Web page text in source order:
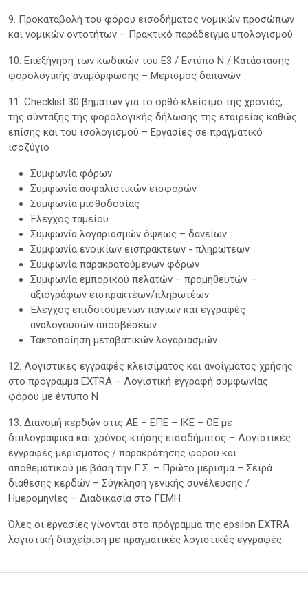
9. Προκαταβολή του φόρου εισοδήματος νομικών προσώπων
και νομικών οντοτήτων – Πρακτικό παράδειγμα υπολογισμού
10. Επεξήγηση των κωδικών του Ε3 / Εντύπο Ν / Κατάστασης
φορολογικής αναμόρφωσης – Μερισμός δαπανών
11. Checklist 30 βημάτων για το ορθό κλείσιμο της χρονιάς,
της σύνταξης της φορολογικής δήλωσης της εταιρείας καθώς
επίσης και του ισολογισμού – Εργασίες σε πραγματικό
ισοζύγιο
Συμφωνία φόρων
Συμφωνία ασφαλιστικών εισφορών
Συμφωνία μισθοδοσίας
Έλεγχος ταμείου
Συμφωνία λογαριασμών όψεως – δανείων
Συμφωνία ενοικίων εισπρακτέων - πληρωτέων
Συμφωνία παρακρατούμενων φόρων
Συμφωνία εμπορικού πελατών – προμηθευτών –
αξιογράφων εισπρακτέων/πληρωτέων
Έλεγχος επιδοτούμενων παγίων και εγγραφές
αναλογουσών αποσβέσεων
Τακτοποίηση μεταβατικών λογαριασμών
12. Λογιστικές εγγραφές κλεισίματος και ανοίγματος χρήσης
στο πρόγραμμα EXTRA – Λογιστική εγγραφή συμφωνίας
φόρου με έντυπο Ν
13. Διανομή κερδών στις ΑΕ – ΕΠΕ – ΙΚΕ – ΟΕ με
διπλογραφικά και χρόνος κτήσης εισοδήματος – Λογιστικές
εγγραφές μερίσματος / παρακράτησης φόρου και
αποθεματικού με βάση την Γ.Σ. – Πρώτο μέρισμα – Σειρά
διάθεσης κερδών – Σύγκληση γενικής συνέλευσης /
Ημερομηνίες – Διαδικασία στο ΓΕΜΗ
Όλες οι εργασίες γίνονται στο πρόγραμμα της epsilon ΕXTRA
λογιστική διαχείριση με πραγματικές λογιστικές εγγραφές.